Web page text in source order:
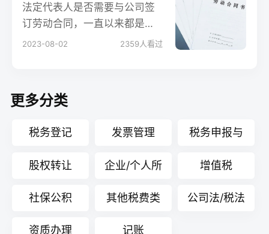
法定代表人是否需要与公司签
订劳动合同，一直以来都是一
个备受讨论的话题。本文将深
全方位的理解。
2023-08-02 2359人看过
更多分类
税务登记 发票管理 税务申报与
核算
股权转让 企业/个人所
得税
增值税
社保公积 其他税费类 公司法/税法
资质办理 记账